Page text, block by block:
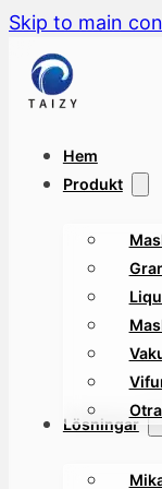
Skip to main
Hem
Produkt
Lösningar